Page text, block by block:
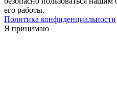
его работы.
Политика конфиденциальности
Я принимаю